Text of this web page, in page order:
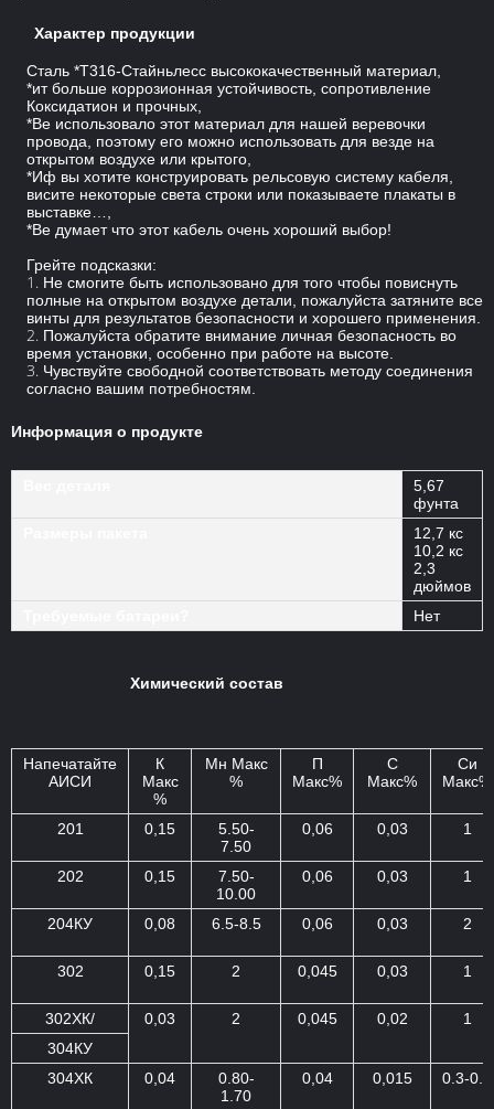
Характер продукции
Сталь *Т316-Стайньлесс высококачественный материал,
*ит больше коррозионная устойчивость, сопротивление
Коксидатион и прочных,
*Ве использовало этот материал для нашей веревочки
провода, поэтому его можно использовать для везде на
открытом воздухе или крытого,
*Иф вы хотите конструировать рельсовую систему кабеля,
висите некоторые света строки или показываете плакаты в
выставке…,
*Ве думает что этот кабель очень хороший выбор!
Грейте подсказки:
1. Не смогите быть использовано для того чтобы повиснуть
полные на открытом воздухе детали, пожалуйста затяните все
винты для результатов безопасности и хорошего применения.
2. Пожалуйста обратите внимание личная безопасность во
время установки, особенно при работе на высоте.
3. Чувствуйте свободной соответствовать методу соединения
согласно вашим потребностям.
Информация о продукте
5,67
фунта
12,7 кс
10,2 кс
2,3
дюймов
Нет
Химический состав
Напечатайте
АИСИ
К
Макс
%
Мн Макс
%
П
Макс%
С
Макс%
Си
Макс%
201 0,15
5.50-
7.50
0,06 0,03 1
202 0,15
7.50-
10.00
0,06 0,03 1
204КУ 0,08 6.5-8.5 0,06 0,03 2
302 0,15 2 0,045 0,03 1
302ХК/ 0,03 2 0,045 0,02
1
304КУ
304ХК
0,04
0.80-
1.70
0,04 0,015 0.3-0.6